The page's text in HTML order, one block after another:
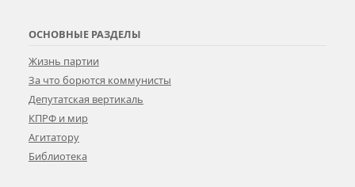
ОСНОВНЫЕ РАЗДЕЛЫ
Жизнь партии
За что борются коммунисты
Депутатская вертикаль
КПРФ и мир
Агитатору
Библиотека